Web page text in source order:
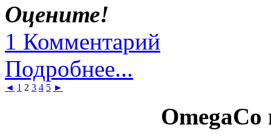
Оцените!
1 Комментарий
Подробнее...
◄ 1 2 3 4 5 ►